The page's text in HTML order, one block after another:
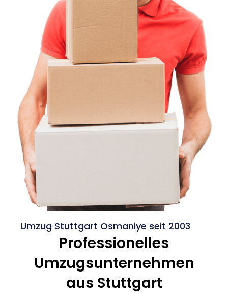
Umzug Stuttgart Osmaniye seit 2003
Professionelles
Umzugsunternehmen
aus Stuttgart